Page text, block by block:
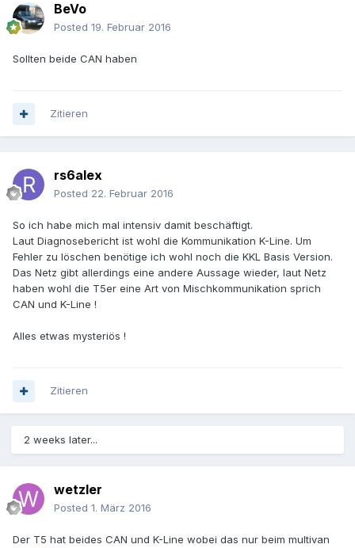
BeVo
Posted 19. Februar 2016
Sollten beide CAN haben
Zitieren
rs6alex
Posted 22. Februar 2016
So ich habe mich mal intensiv damit beschäftigt.
Laut Diagnosebericht ist wohl die Kommunikation K-Line. Um
Fehler zu löschen benötige ich wohl noch die KKL Basis Version.
Das Netz gibt allerdings eine andere Aussage wieder, laut Netz
haben wohl die T5er eine Art von Mischkommunikation sprich
CAN und K-Line !
Alles etwas mysteriös !
Zitieren
2 weeks later...
wetzler
Posted 1. März 2016
Der T5 hat beides CAN und K-Line wobei das nur beim multivan